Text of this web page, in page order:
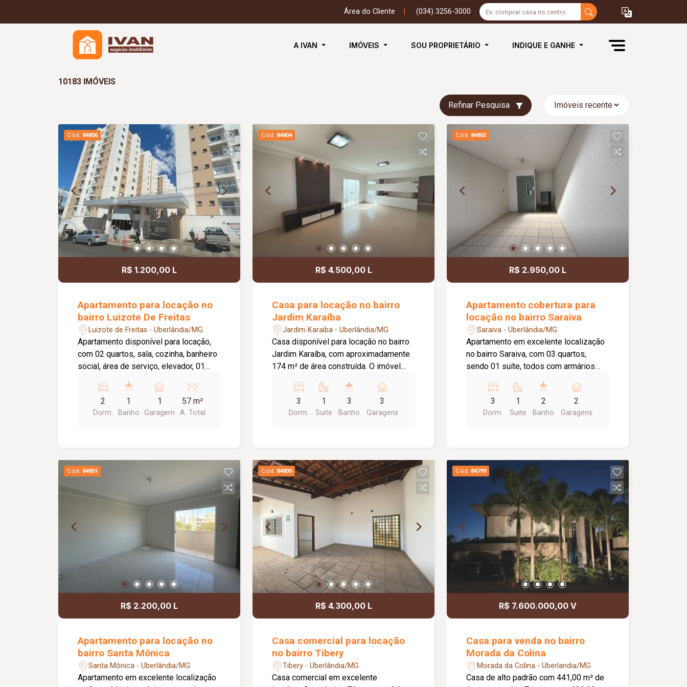
Área do Cliente (034) 3256-3000
A IVAN IMÓVEIS SOU PROPRIETÁRIO INDIQUE E GANHE
10183 IMÓVEIS
Refinar Pesquisa
Cód. 84806
R$ 1.200,00 L
Apartamento para locação no
bairro Luizote De Freitas
Luizote de Freitas - Uberlândia/MG
Apartamento disponível para locação,
com 02 quartos, sala, cozinha, banheiro
social, área de serviço, elevador, 01
condomínio oferece academia, piscina
e salão de festas, proporcionando mais
conforto e lazer para os moradores. A
2
Dorm.
1
Banho
1
Garagem
57 m²
A. Total
Cód. 84804
R$ 4.500,00 L
Casa para locação no bairro
Jardim Karaíba
Jardim Karaiba - Uberlândia/MG
Casa disponível para locação no bairro
Jardim Karaíba, com aproximadamente
174 m² de área construída. O imóvel
03 quartos, sendo 02 com armários e
01 suíte, banheiro social com armário,
cozinha americana planejada com
Conta ainda com varanda gourmet
equipada com churrasqueira, 03 vagas
de garagem, interfone, portão eletrônico
e excelente distribuição dos
ambientes, proporcionando conforto e
praticidade.
3
Dorm.
1
Suite
3
Banho
3
Garagens
Cód. 84802
R$ 2.950,00 L
Apartamento cobertura para
locação no bairro Saraiva
Saraiva - Uberlândia/MG
Apartamento em excelente localização
no bairro Saraiva, com 03 quartos,
sendo 01 suíte, todos com armários
ar-condicionado. Possui sala ampla em
02 ambientes, sala de TV com ar-
condicionado, ampla sacada com
acesso individual.
3
Dorm.
1
Suite
2
Banho
2
Garagens
Cód. 84801
R$ 2.200,00 L
Apartamento para locação no
bairro Santa Mônica
Santa Mônica - Uberlândia/MG
Apartamento em excelente localização
Cód. 84800
R$ 4.300,00 L
Casa comercial para locação
no bairro Tibery
Tibery - Uberlândia/MG
Casa comercial em excelente
Cód. 84799
R$ 7.600.000,00 V
Casa para venda no bairro
Morada da Colina
Morada da Colina - Uberlandia/MG
Casa de alto padrão com 441,00 m² de